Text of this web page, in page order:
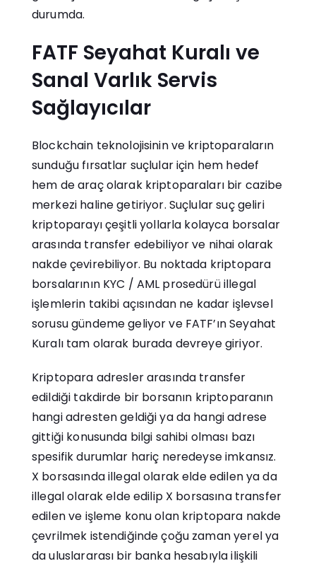
durumda.
FATF Seyahat Kuralı ve
Sanal Varlık Servis
Sağlayıcılar
Blockchain teknolojisinin ve kriptoparaların
sunduğu fırsatlar suçlular için hem hedef
hem de araç olarak kriptoparaları bir cazibe
merkezi haline getiriyor. Suçlular suç geliri
kriptoparayı çeşitli yollarla kolayca borsalar
arasında transfer edebiliyor ve nihai olarak
nakde çevirebiliyor. Bu noktada kriptopara
borsalarının KYC / AML prosedürü illegal
işlemlerin takibi açısından ne kadar işlevsel
sorusu gündeme geliyor ve FATF’ın Seyahat
Kuralı tam olarak burada devreye giriyor.
Kriptopara adresler arasında transfer
edildiği takdirde bir borsanın kriptoparanın
hangi adresten geldiği ya da hangi adrese
gittiği konusunda bilgi sahibi olması bazı
spesifik durumlar hariç neredeyse imkansız.
X borsasında illegal olarak elde edilen ya da
illegal olarak elde edilip X borsasına transfer
edilen ve işleme konu olan kriptopara nakde
çevrilmek istendiğinde çoğu zaman yerel ya
da uluslararası bir banka hesabıyla ilişkili